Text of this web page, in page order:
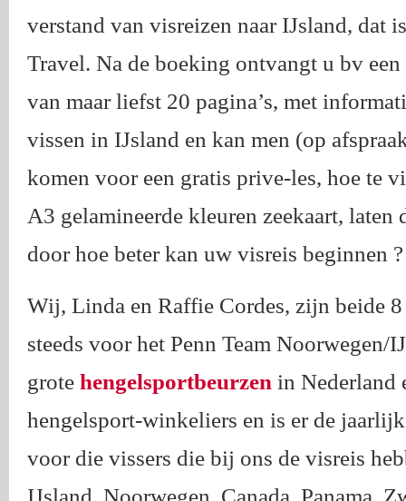
verstand van visreizen naar IJsland, dat
Travel. Na de boeking ontvangt u bv
van maar liefst 20 pagina’s, met
vissen in IJsland en kan men (op
komen voor een gratis prive-les, hoe te
A3 gelamineerde kleuren zeekaart,
door hoe beter kan uw visreis beginnen ?
Wij, Linda en Raffie Cordes, zijn beide
steeds voor het Penn Team
grote hengelsportbeurzen in Nederland
hengelsport-winkeliers en is er de
voor die vissers die bij ons de visreis
IJsland, Noorwegen, Canada, Panama,